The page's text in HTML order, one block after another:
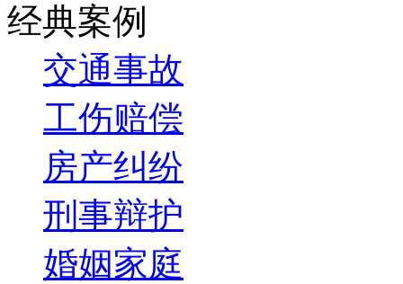
经典案例
交通事故
工伤赔偿
房产纠纷
刑事辩护
婚姻家庭